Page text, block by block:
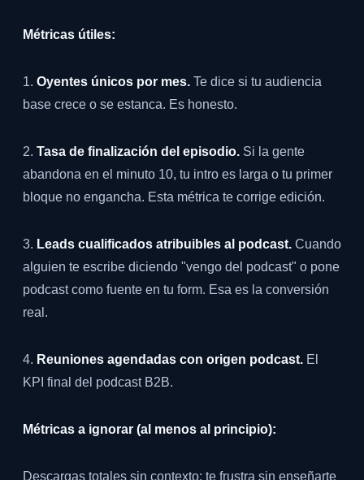
Métricas útiles:
1. Oyentes únicos por mes. Te dice si tu audiencia
base crece o se estanca. Es honesto.
2. Tasa de finalización del episodio. Si la gente
abandona en el minuto 10, tu intro es larga o tu primer
bloque no engancha. Esta métrica te corrige edición.
3. Leads cualificados atribuibles al podcast. Cuando
alguien te escribe diciendo "vengo del podcast" o pone
podcast como fuente en tu form. Esa es la conversión
real.
4. Reuniones agendadas con origen podcast. El
KPI final del podcast B2B.
Métricas a ignorar (al menos al principio):
Descargas totales sin contexto: te frustra sin enseñarte